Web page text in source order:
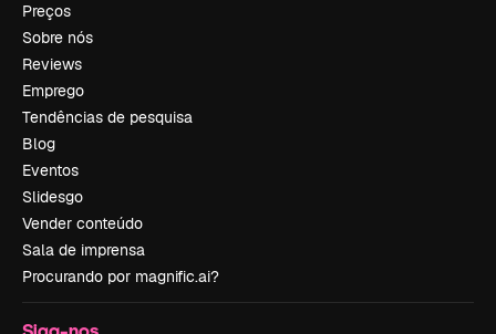
Preços
Sobre nós
Reviews
Emprego
Tendências de pesquisa
Blog
Eventos
Slidesgo
Vender conteúdo
Sala de imprensa
Procurando por magnific.ai?